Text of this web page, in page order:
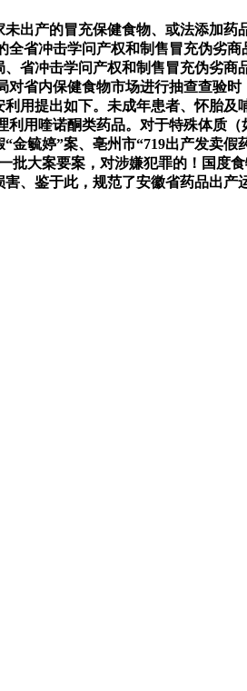
产的冒充保健食物、或法添加药
省冲击学问产权和制售冒充伪劣
省冲击学问产权和制售冒充伪劣
省内保健食物市场进行抽查查验
用提出如下。未成年患者、怀胎
用喹诺酮类药品。对于特殊体质
金毓婷”案、亳州市“719出产发卖
大案要案，对涉嫌犯罪的！国度
、鉴于此，规范了安徽省药品出产